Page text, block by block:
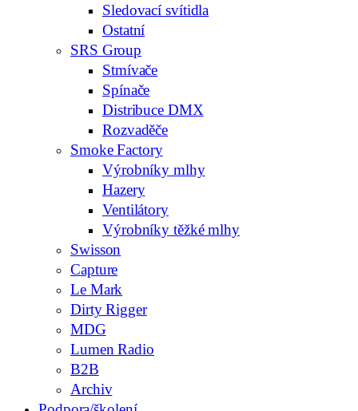
Sledovací svítidla
Ostatní
SRS Group
Stmívače
Spínače
Distribuce DMX
Rozvaděče
Smoke Factory
Výrobníky mlhy
Hazery
Ventilátory
Výrobníky těžké mlhy
Swisson
Capture
Le Mark
Dirty Rigger
MDG
Lumen Radio
B2B
Archiv